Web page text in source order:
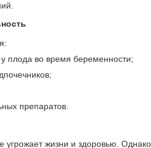
плода во время беременности;
препаратов.
угрожает жизни и здоровью.